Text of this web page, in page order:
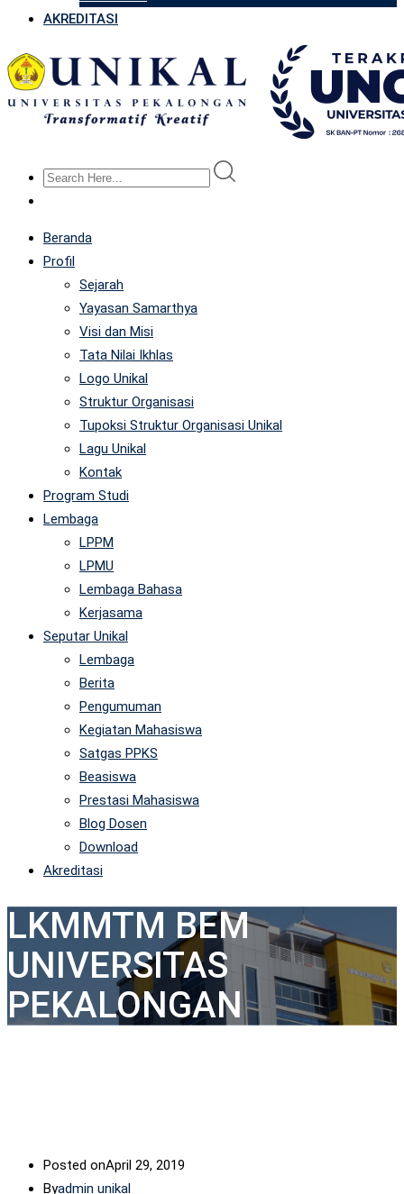
AKREDITASI
Beranda
Profil
Sejarah
Yayasan Samarthya
Visi dan Misi
Tata Nilai Ikhlas
Logo Unikal
Struktur Organisasi
Tupoksi Struktur Organisasi Unikal
Lagu Unikal
Kontak
Program Studi
Lembaga
LPPM
LPMU
Lembaga Bahasa
Kerjasama
Seputar Unikal
Lembaga
Berita
Pengumuman
Kegiatan Mahasiswa
Satgas PPKS
Beasiswa
Prestasi Mahasiswa
Blog Dosen
Download
Akreditasi
LKMMTM BEM
UNIVERSITAS
PEKALONGAN
Posted onApril 29, 2019
Byadmin unikal